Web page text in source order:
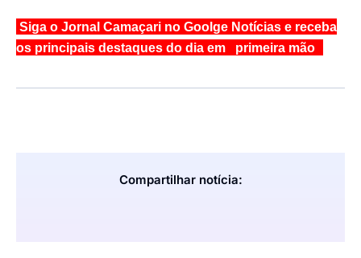
Siga o Jornal Camaçari no Goolge Notícias e receba
os principais destaques do dia em primeira mão
Compartilhar notícia: